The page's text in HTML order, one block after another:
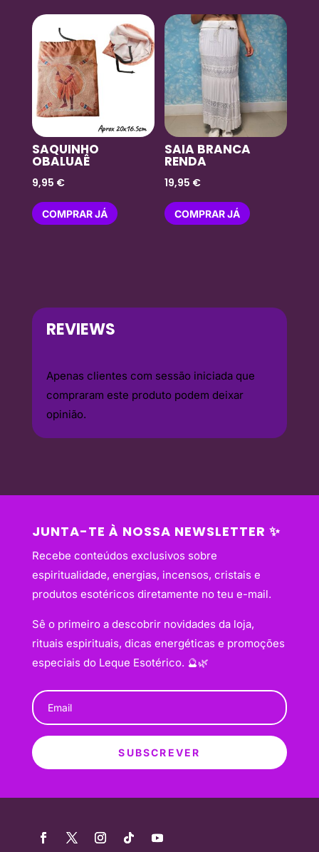
SAQUINHO
OBALUAÊ
9,95 €
COMPRAR JÁ
SAIA BRANCA
RENDA
19,95 €
COMPRAR JÁ
REVIEWS
Apenas clientes com sessão iniciada que
compraram este produto podem deixar
opinião.
JUNTA-TE À NOSSA NEWSLETTER ✨
Recebe conteúdos exclusivos sobre
espiritualidade, energias, incensos, cristais e
produtos esotéricos diretamente no teu e-mail.
Sê o primeiro a descobrir novidades da loja,
rituais espirituais, dicas energéticas e promoções
especiais do Leque Esotérico. 🔮🌿
SUBSCREVER